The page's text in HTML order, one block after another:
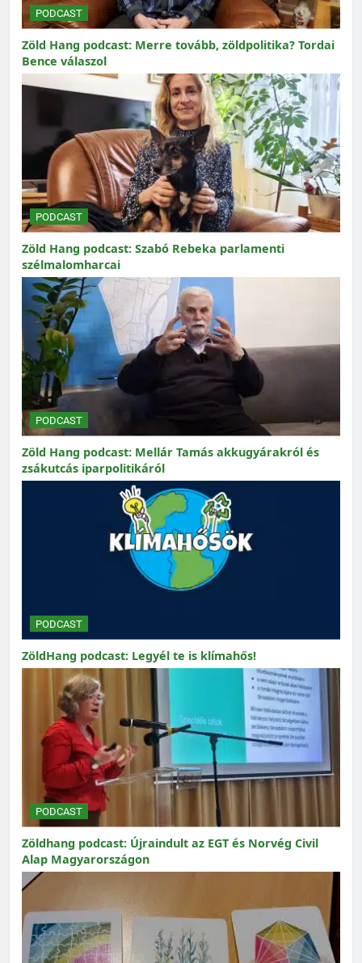
PODCAST
Zöld Hang podcast: Merre tovább, zöldpolitika? Tordai
Bence válaszol
PODCAST
Zöld Hang podcast: Szabó Rebeka parlamenti
szélmalomharcai
PODCAST
Zöld Hang podcast: Mellár Tamás akkugyárakról és
zsákutcás iparpolitikáról
PODCAST
ZöldHang podcast: Legyél te is klímahős!
PODCAST
Zöldhang podcast: Újraindult az EGT és Norvég Civil
Alap Magyarországon